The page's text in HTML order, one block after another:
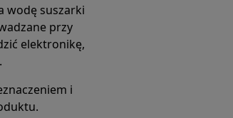
wodę suszarki
przy
elektronikę,
i